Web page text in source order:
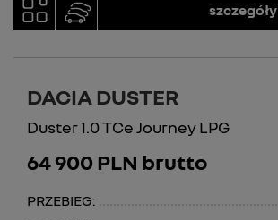
szczegóły
DACIA DUSTER
Duster 1.0 TCe Journey LPG
64 900 PLN brutto
PRZEBIEG: